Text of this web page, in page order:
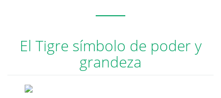
El Tigre símbolo de poder y
grandeza